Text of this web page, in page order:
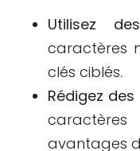
Utilisez
caractères
clés ciblés.
Rédigez
avantages